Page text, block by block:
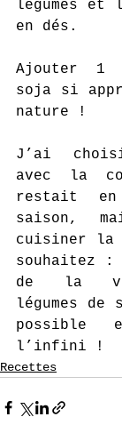
légumes et
en dés.
Ajouter 1
soja si
nature !
J’ai
avec la
restait
saison,
cuisiner la
souhaitez :
de la
légumes
possible
l’infini !
Recettes